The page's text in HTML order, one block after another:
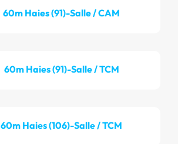
60m Haies (91)-Salle / CAM
60m Haies (91)-Salle / TCM
60m Haies (106)-Salle / TCM